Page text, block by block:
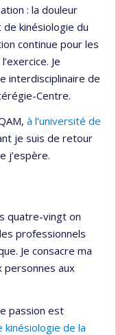
: la douleur
de kinésiologie du
continue pour les
Je
interdisciplinaire de
Centre.
à l’université de
je suis de retour
j’espère.
quatre-vingt on
professionnels
Je consacre ma
personnes aux
passion est
kinésiologie de la